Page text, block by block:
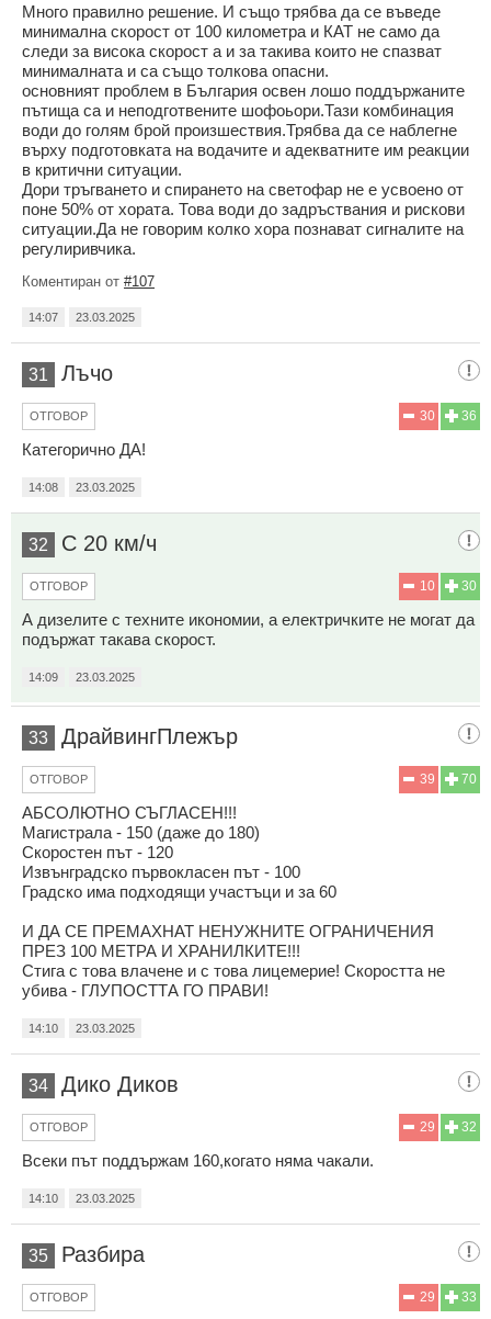
Много правилно решение. И също трябва да се въведе
минимална скорост от 100 километра и КАТ не само да
следи за висока скорост а и за такива които не спазват
минималната и са също толкова опасни.
основният проблем в България освен лошо поддържаните
пътища са и неподготвените шофоьори.Тази комбинация
води до голям брой произшествия.Трябва да се наблегне
върху подготовката на водачите и адекватните им реакции
в критични ситуации.
Дори тръгването и спирането на светофар не е усвоено от
поне 50% от хората. Това води до задръствания и рискови
ситуации.Да не говорим колко хора познават сигналите на
регулиривчика.
Коментиран от #107
14:07 23.03.2025
31 Лъчо
36
30
ОТГОВОР
Категорично ДА!
14:08 23.03.2025
32 С 20 км/ч
30
10
ОТГОВОР
А дизелите с техните икономии, а електричките не могат да
подържат такава скорост.
14:09 23.03.2025
33 ДрайвингПлежър
70
39
ОТГОВОР
АБСОЛЮТНО СЪГЛАСЕН!!!
Магистрала - 150 (даже до 180)
Скоростен път - 120
Извънградско първокласен път - 100
Градско има подходящи участъци и за 60
И ДА СЕ ПРЕМАХНАТ НЕНУЖНИТЕ ОГРАНИЧЕНИЯ
ПРЕЗ 100 МЕТРА И ХРАНИЛКИТЕ!!!
Стига с това влачене и с това лицемерие! Скоростта не
убива - ГЛУПОСТТА ГО ПРАВИ!
14:10 23.03.2025
34 Дико Диков
32
29
ОТГОВОР
Всеки път поддържам 160,когато няма чакали.
14:10 23.03.2025
35 Разбира
33
29
ОТГОВОР